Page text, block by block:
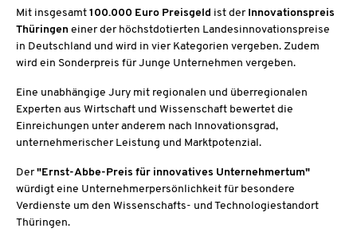
Mit insgesamt 100.000 Euro Preisgeld ist der Innovationspreis
Thüringen einer der höchstdotierten Landesinnovationspreise
in Deutschland und wird in vier Kategorien vergeben. Zudem
wird ein Sonderpreis für Junge Unternehmen vergeben.
Eine unabhängige Jury mit regionalen und überregionalen
Experten aus Wirtschaft und Wissenschaft bewertet die
Einreichungen unter anderem nach Innovationsgrad,
unternehmerischer Leistung und Marktpotenzial.
Der"Ernst-Abbe-Preis für innovatives Unternehmertum"
würdigt eine Unternehmerpersönlichkeit für besondere
Verdienste um den Wissenschafts- und Technologiestandort
Thüringen.